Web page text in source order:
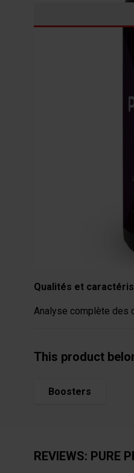
with vitamins C,
to an ultra-
Complies with
Box of 330 g - Red
** This product has
refers to the
of such substances.
Qualités et
Analyse complète des
This product
Boosters
REVIEWS: PURE